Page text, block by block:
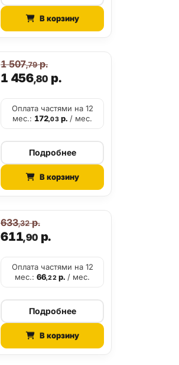
В корзину
1 456,80 р.
1 507,79р.
Оплата частями на 12
мес.: 172,03р./ мес.
Подробнее
В корзину
611,90р.
633,32р.
Оплата частями на 12
мес.:66,22 р./ мес.
Подробнее
В корзину